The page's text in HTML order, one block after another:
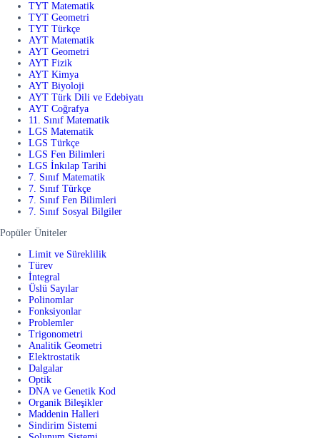
TYT Matematik
TYT Geometri
TYT Türkçe
AYT Matematik
AYT Geometri
AYT Fizik
AYT Kimya
AYT Biyoloji
AYT Türk Dili ve Edebiyatı
AYT Coğrafya
11. Sınıf Matematik
LGS Matematik
LGS Türkçe
LGS Fen Bilimleri
LGS İnkılap Tarihi
7. Sınıf Matematik
7. Sınıf Türkçe
7. Sınıf Fen Bilimleri
7. Sınıf Sosyal Bilgiler
Popüler Üniteler
Limit ve Süreklilik
Türev
İntegral
Üslü Sayılar
Polinomlar
Fonksiyonlar
Problemler
Trigonometri
Analitik Geometri
Elektrostatik
Dalgalar
Optik
DNA ve Genetik Kod
Organik Bileşikler
Maddenin Halleri
Sindirim Sistemi